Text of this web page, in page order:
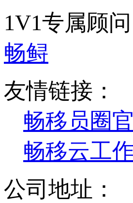
1V1专属顾问
畅鲟
友情链接：
畅移员圈
畅移云工
公司地址：